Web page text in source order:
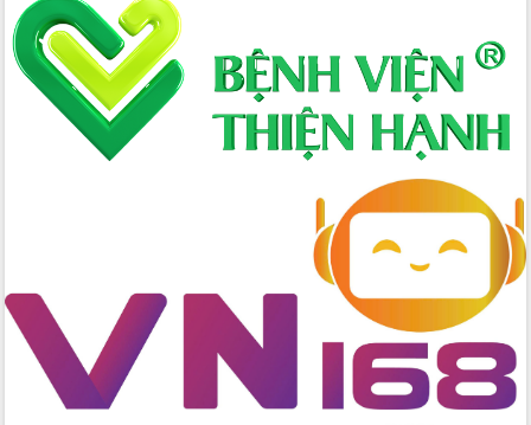
Định vị cà phê Việt Nam như một “di
sản sống” trong dòng chảy toàn cầu
Xây dựng nông thôn mới: Nâng cao đời
sống người dân từ những mô hình thiết
Quyết liệt tháo gỡ vướng mắc, đẩy
nhanh tiến độ các dự án trọng điểm
Đắk Lắk thời kỳ 2021-2030, tầm nhìn
đến năm 2050
Phát động chiến dịch 30 ngày đêm
giải phóng mặt bằng Tuyến đường bộ
ven biển